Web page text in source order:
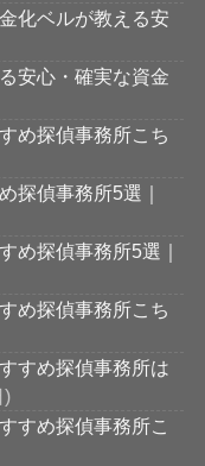
化ベルが教える安
安心・確実な資金
め探偵事務所こち
探偵事務所5選｜
め探偵事務所5選｜
め探偵事務所こち
すめ探偵事務所は
)
すめ探偵事務所こ